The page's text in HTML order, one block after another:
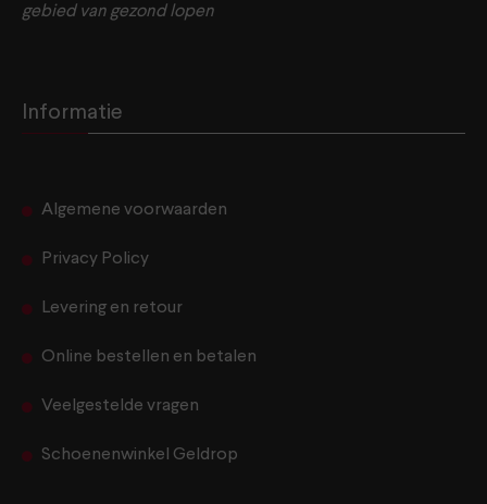
gebied van gezond lopen
Informatie
Algemene voorwaarden
Privacy Policy
Levering en retour
Online bestellen en betalen
Veelgestelde vragen
Schoenenwinkel Geldrop